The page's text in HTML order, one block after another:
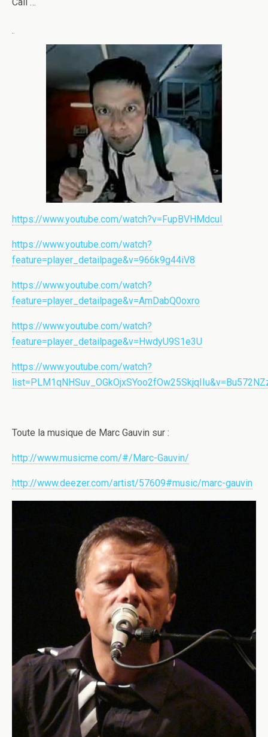
https://www.youtube.com/watch?v=FupBVHMdcuI
https://www.youtube.com/watch?
feature=player_detailpage&v=966k9g44iV8
https://www.youtube.com/watch?
feature=player_detailpage&v=AmDabQ0oxro
https://www.youtube.com/watch?
feature=player_detailpage&v=HwdyU9S1e3U
https://www.youtube.com/watch?
Toute la musique de Marc Gauvin sur :
http://www.musicme.com/#/Marc-Gauvin/
http://www.deezer.com/artist/57609#music/marc-gauvin